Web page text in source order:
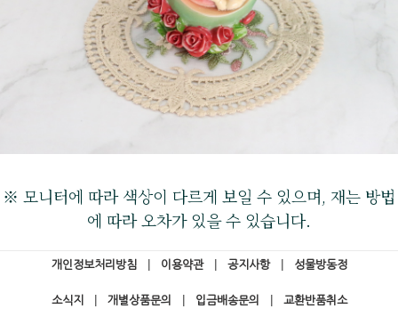
※ 모니터에 따라 색상이 다르게 보일 수 있으며, 재는 방법
에 따라 오차가 있을 수 있습니다.
개인정보처리방침 이용약관 공지사항 성물방동정
소식지 개별상품문의 입금배송문의 교환반품취소